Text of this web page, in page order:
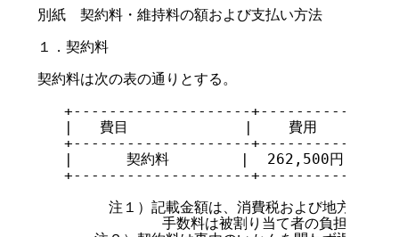
別紙　契約料・維持料の額および支払い方法
１．契約料
契約料は次の表の通りとする。
+--------------------
|   費目             |    費用
+--------------------
|      契約料        |  262,500円
+--------------------
注１）記載金額は、消費税および地方消費税
手数料は被割り当て者の負担とする